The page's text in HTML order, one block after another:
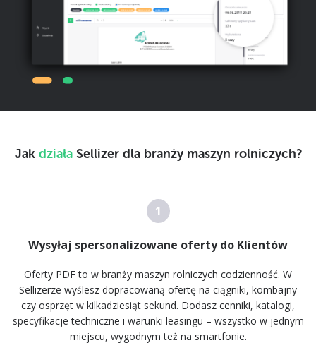
Jak działaSellizer dla branży maszyn rolniczych?
1
Wysyłaj spersonalizowane oferty do Klientów
Oferty PDF to w branży maszyn rolniczych codzienność. W
Sellizerze wyślesz dopracowaną ofertę na ciągniki, kombajny
czy osprzęt w kilkadziesiąt sekund. Dodasz cenniki, katalogi,
specyfikacje techniczne i warunki leasingu – wszystko w jednym
miejscu, wygodnym też na smartfonie.